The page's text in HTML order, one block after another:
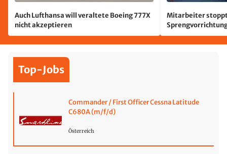
Auch Lufthansa will veraltete Boeing 777X
nicht akzeptieren
Mitarbeiter
Leipzig/Halle
Top-Jobs
Commander / First Officer Cessna Latitude
C680A (m/f/d)
Österreich